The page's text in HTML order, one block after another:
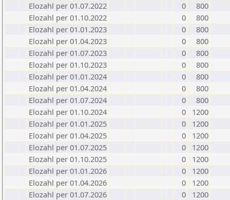
Elozahl per 01.07.2022
0
800
Elozahl per 01.10.2022
0
800
Elozahl per 01.01.2023
0
800
Elozahl per 01.04.2023
0
800
Elozahl per 01.07.2023
0
800
Elozahl per 01.10.2023
0
800
Elozahl per 01.01.2024
0
800
Elozahl per 01.04.2024
0
800
Elozahl per 01.07.2024
0
800
Elozahl per 01.10.2024
0
1200
Elozahl per 01.01.2025
0
1200
Elozahl per 01.04.2025
0
1200
Elozahl per 01.07.2025
0
1200
Elozahl per 01.10.2025
0
1200
Elozahl per 01.01.2026
0
1200
Elozahl per 01.04.2026
0
1200
Elozahl per 01.07.2026
0
1200